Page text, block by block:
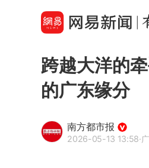
跨越大洋的
的广东缘分
南方都市报
2026-05-13 13:58·